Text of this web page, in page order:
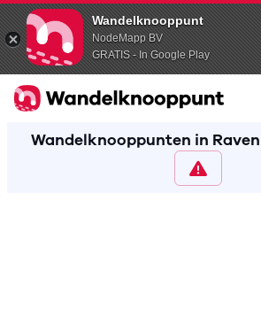
Wandelknooppunt
NodeMapp BV
GRATIS - In Google Play
Wandelknooppunten in